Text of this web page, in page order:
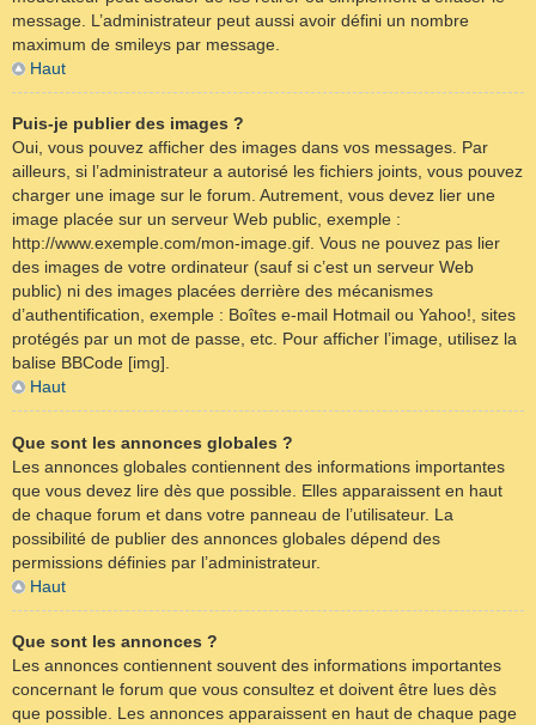
message. L’administrateur peut aussi avoir défini un nombre
maximum de smileys par message.
Haut
Puis-je publier des images ?
Oui, vous pouvez afficher des images dans vos messages. Par
ailleurs, si l’administrateur a autorisé les fichiers joints, vous pouvez
charger une image sur le forum. Autrement, vous devez lier une
image placée sur un serveur Web public, exemple :
http://www.exemple.com/mon-image.gif. Vous ne pouvez pas lier
des images de votre ordinateur (sauf si c’est un serveur Web
public) ni des images placées derrière des mécanismes
d’authentification, exemple : Boîtes e-mail Hotmail ou Yahoo!, sites
protégés par un mot de passe, etc. Pour afficher l’image, utilisez la
balise BBCode [img].
Haut
Que sont les annonces globales ?
Les annonces globales contiennent des informations importantes
que vous devez lire dès que possible. Elles apparaissent en haut
de chaque forum et dans votre panneau de l’utilisateur. La
possibilité de publier des annonces globales dépend des
permissions définies par l’administrateur.
Haut
Que sont les annonces ?
Les annonces contiennent souvent des informations importantes
concernant le forum que vous consultez et doivent être lues dès
que possible. Les annonces apparaissent en haut de chaque page